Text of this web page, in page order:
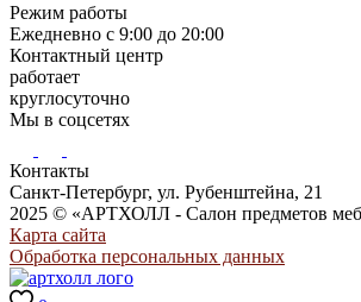
Режим работы
Ежедневно с 9:00 до 20:00
Контактный центр
работает
круглосуточно
Мы в соцсетях
Контакты
Санкт-Петербург, ул. Рубенштейна, 21
2025 © «АРТХОЛЛ - Салон предметов
Карта сайта
Обработка персональных данных